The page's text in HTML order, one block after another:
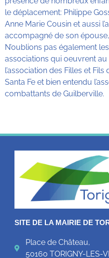
le déplacement: Philippe
Anne Marie Cousin et aussi
accompagné de son
N’oublions pas également
associations qui oeuvrent
l’association des Filles et Fils
Santa Fe et bien entendu
combattants de Guilberville.
SITE DE LA MAIRIE DE
Place de Château,
50160 TORIGNY-LES-